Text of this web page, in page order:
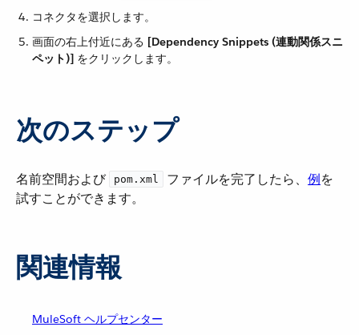
コネクタを選択します。
画面の右上付近にある ​ [Dependency Snippets (連動関係スニ
ペット)] ​ をクリックします。
次のステップ
名前空間および ​ pom.xml ​ ファイルを完了したら、​ 例​を
試すことができます。
関連情報
MuleSoft ヘルプセンター